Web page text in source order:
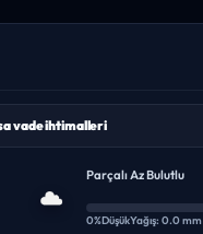
vade ihtimalleri
Parçalı Az Bulutlu
0%DüşükYağış: 0.0 mm